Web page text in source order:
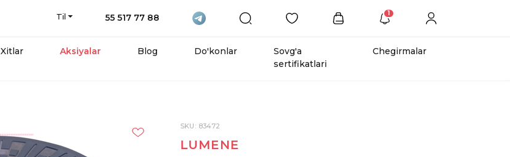
Til 55 517 77 88 1
Xitlar Aksiyalar Blog Do'konlar
Sovg'a
sertifikatlari
Chegirmalar
SKU: 83472
LUMENE